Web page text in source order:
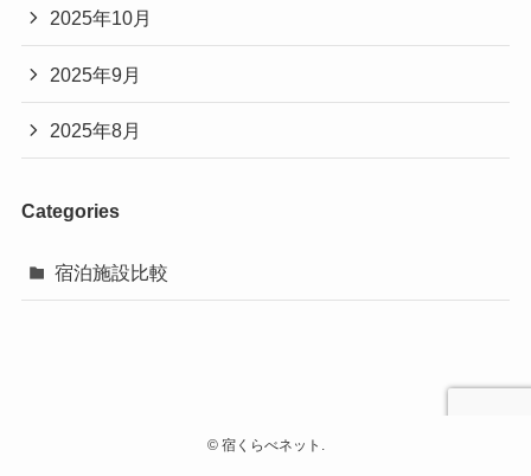
2025年10月
2025年9月
2025年8月
Categories
宿泊施設比較
©宿くらべネット.